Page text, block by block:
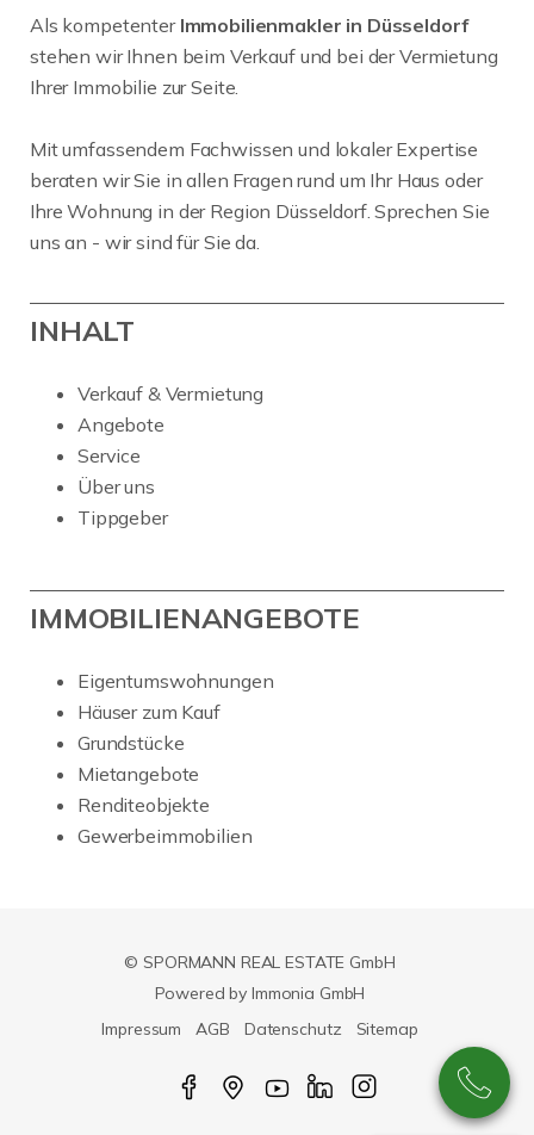
Als kompetenter Immobilienmakler in Düsseldorf
stehen wir Ihnen beim Verkauf und bei der Vermietung
Ihrer Immobilie zur Seite.
Mit umfassendem Fachwissen und lokaler Expertise
beraten wir Sie in allen Fragen rund um Ihr Haus oder
Ihre Wohnung in der Region Düsseldorf. Sprechen Sie
uns an - wir sind für Sie da.
INHALT
Verkauf & Vermietung
Angebote
Service
Über uns
Tippgeber
IMMOBILIENANGEBOTE
Eigentumswohnungen
Häuser zum Kauf
Grundstücke
Mietangebote
Renditeobjekte
Gewerbeimmobilien
© SPORMANN REAL ESTATE GmbH
Powered by Immonia GmbH
Impressum
AGB Datenschutz Sitemap